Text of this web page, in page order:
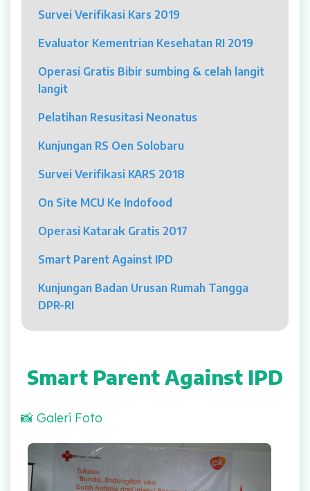
Jadwal Dokter
Sunday Clinic
Dokter Spesialis
Dokter Umum
Pelayanan
Rawat Jalan
Rawat Inap
Kamar Operasi
Rehabilitasi Medik
Pelayanan 24 Jam
Laboratorium
Survei Verifikasi Kars 2019
Evaluator Kementrian Kesehatan RI 2019
Operasi Gratis Bibir sumbing & celah langit
langit
Pelatihan Resusitasi Neonatus
Kunjungan RS Oen Solobaru
Survei Verifikasi KARS 2018
On Site MCU Ke Indofood
Operasi Katarak Gratis 2017
Smart Parent Against IPD
Kunjungan Badan Urusan Rumah Tangga
DPR-RI
Smart Parent Against IPD
📸 Galeri Foto
Smart Parent Against IPD